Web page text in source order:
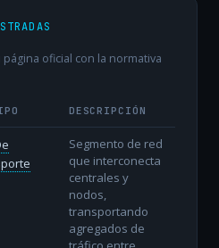
oficial con la normativa
DESCRIPCIÓN
Segmento de red
que interconecta
centrales y
nodos,
transportando
agregados de